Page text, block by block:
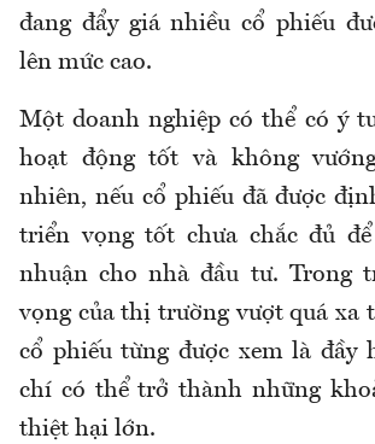
đang đẩy giá nhiều cổ phiếu
lên mức cao.
Một doanh nghiệp có thể có ý
hoạt động tốt và không
nhiên, nếu cổ phiếu đã được
triển vọng tốt chưa chắc đủ
nhuận cho nhà đầu tư. Trong
vọng của thị trường vượt quá xa
cổ phiếu từng được xem là đầy
chí có thể trở thành những
thiệt hại lớn.